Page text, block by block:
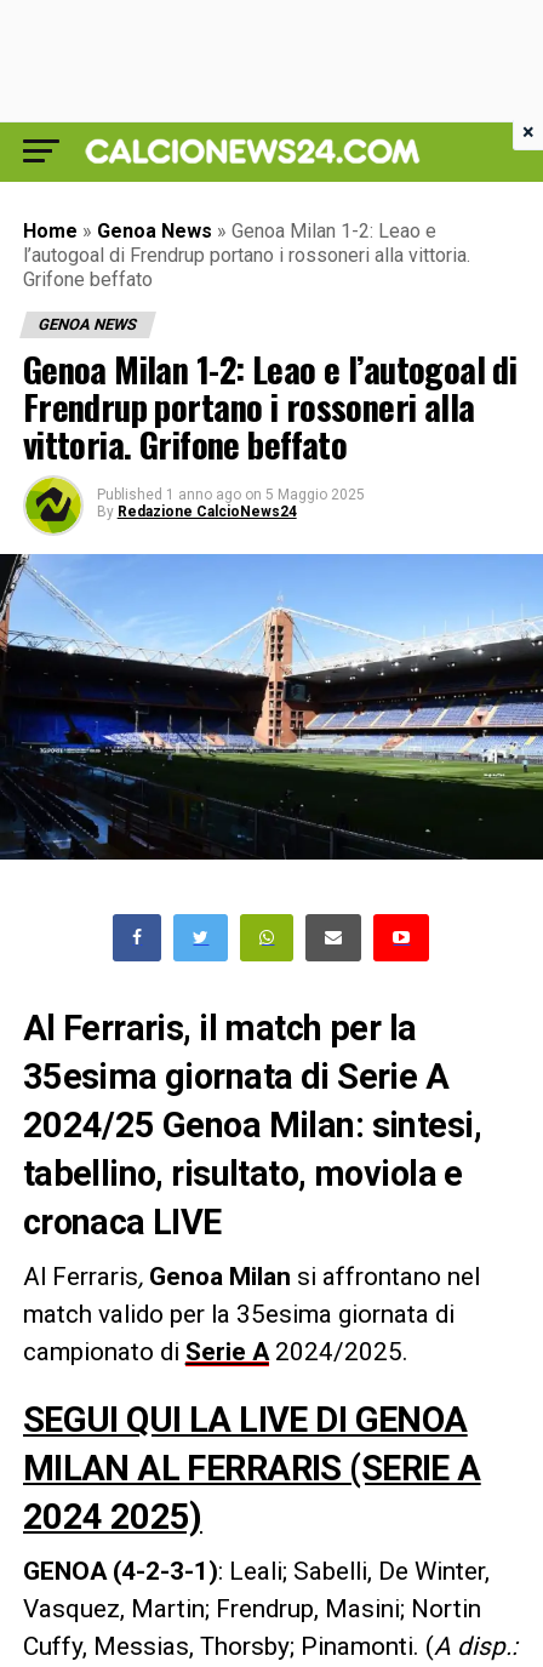
Home » Genoa News » Genoa Milan 1-2: Leao e
l’autogoal di Frendrup portano i rossoneri alla vittoria.
Grifone beffato
GENOA NEWS
Genoa Milan 1-2: Leao e l’autogoal di
Frendrup portano i rossoneri alla
vittoria. Grifone beffato
Published 1 anno ago on 5 Maggio 2025
By Redazione CalcioNews24
Al Ferraris, il match per la
35esima giornata di Serie A
2024/25 Genoa Milan: sintesi,
tabellino, risultato, moviola e
cronaca LIVE
Al Ferraris, Genoa Milan si affrontano nel
match valido per la 35esima giornata di
campionato di Serie A 2024/2025.
SEGUI QUI LA LIVE DI GENOA
MILAN AL FERRARIS (SERIE A
2024 2025)
GENOA (4-2-3-1): Leali; Sabelli, De Winter,
Vasquez, Martin; Frendrup, Masini; Nortin
Cuffy, Messias, Thorsby; Pinamonti. (A disp.:
×